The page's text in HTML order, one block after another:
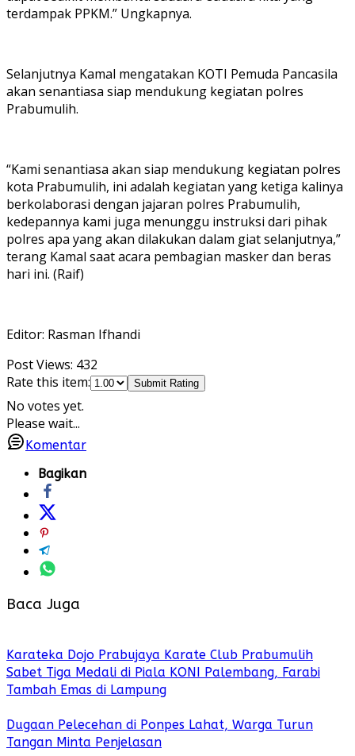
terdampak PPKM.” Ungkapnya.
Selanjutnya Kamal mengatakan KOTI Pemuda Pancasila
akan senantiasa siap mendukung kegiatan polres
Prabumulih.
“Kami senantiasa akan siap mendukung kegiatan polres
kota Prabumulih, ini adalah kegiatan yang ketiga kalinya
berkolaborasi dengan jajaran polres Prabumulih,
kedepannya kami juga menunggu instruksi dari pihak
polres apa yang akan dilakukan dalam giat selanjutnya,”
terang Kamal saat acara pembagian masker dan beras
hari ini. (Raif)
Editor: Rasman Ifhandi
Post Views: 432
Rate this item:
Submit Rating
No votes yet.
Please wait...
Komentar
Bagikan
Baca Juga
Karateka Dojo Prabujaya Karate Club Prabumulih
Sabet Tiga Medali di Piala KONI Palembang, Farabi
Tambah Emas di Lampung
Dugaan Pelecehan di Ponpes Lahat, Warga Turun
Tangan Minta Penjelasan